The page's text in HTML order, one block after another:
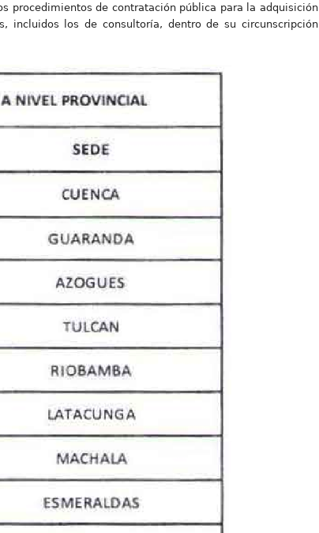
procedimientos de contratación pública para la adquisición
incluidos los de consultoría, dentro de su circunscripción